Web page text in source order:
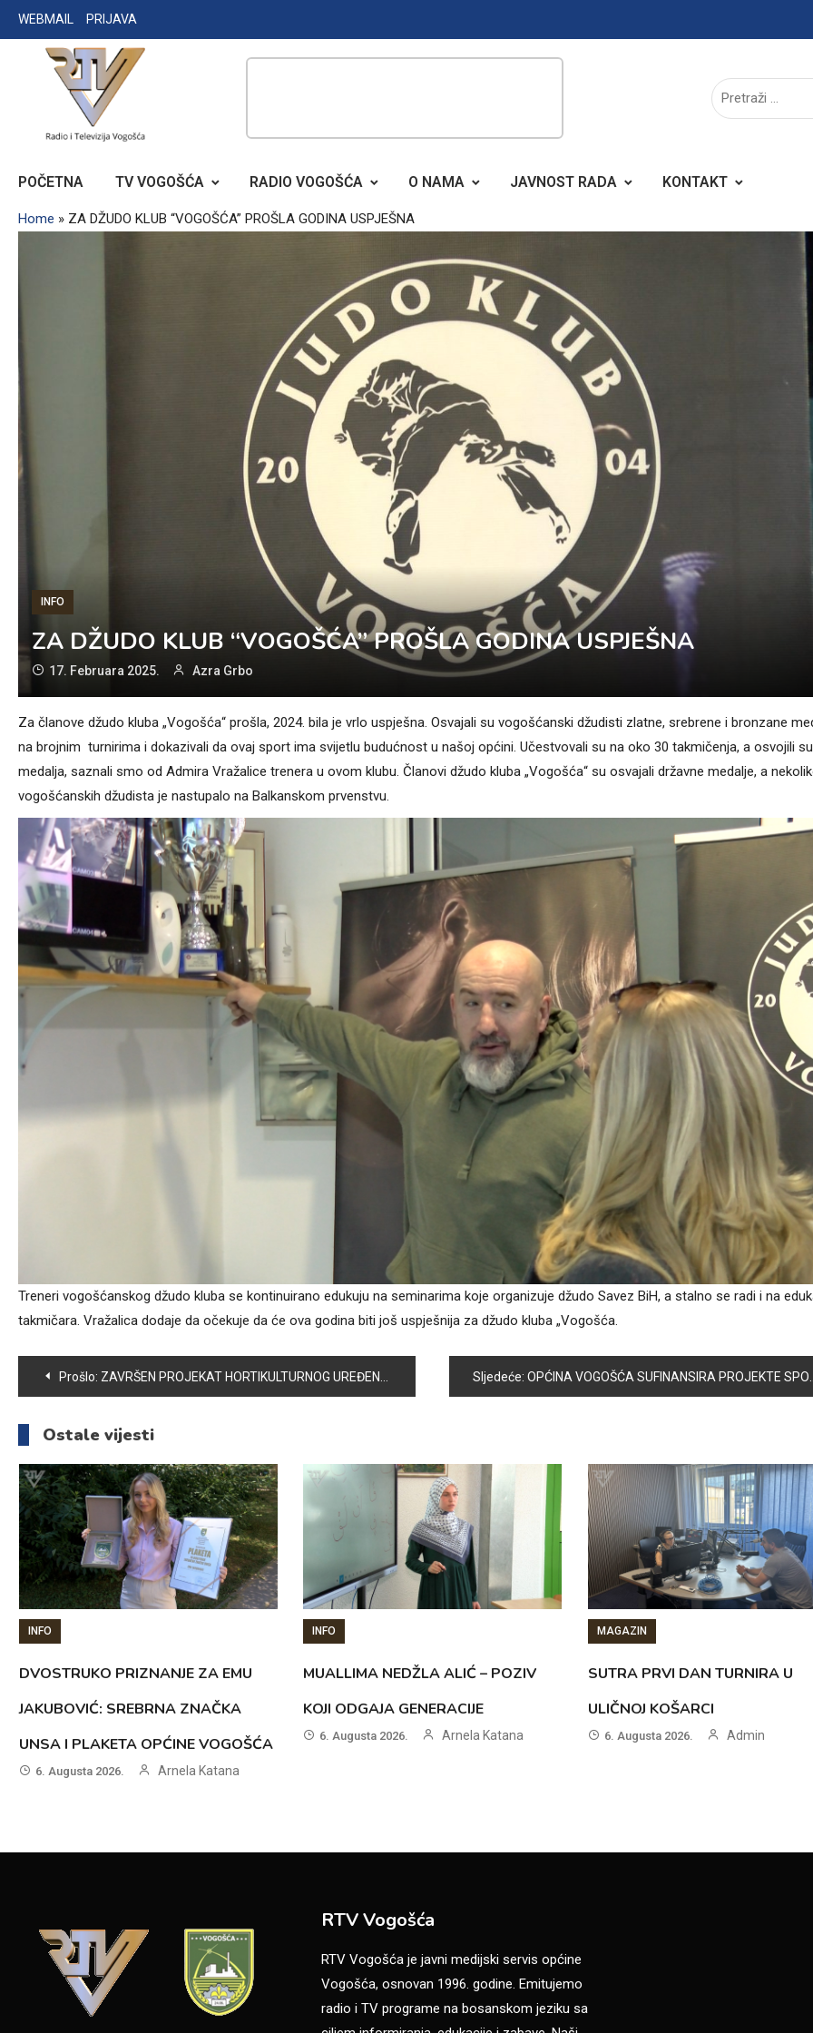
Skip
to
WEBMAIL PRIJAVA
RADIO TELEVIZIJA VOGOŠĆA
POČETNA TV VOGOŠĆA RADIO VOGOŠĆA O NAMA JAVNOST RADA KONTAKT
Home » ZA DŽUDO KLUB “VOGOŠĆA” PROŠLA GODINA USPJEŠNA
INFO
ZA DŽUDO KLUB “VOGOŠĆA” PROŠLA GODINA USPJEŠNA
17. Februara 2025. Azra Grbo
Za članove džudo kluba „Vogošća“ prošla, 2024. bila je vrlo uspješna. Osvajali su vogošćanski džudisti zlatne, srebrene i bronzane
na brojnim turnirima i dokazivali da ovaj sport ima svijetlu budućnost u našoj općini. Učestvovali su na oko 30 takmičenja, a osvojili
medalja, saznali smo od Admira Vražalice trenera u ovom klubu. Članovi džudo kluba „Vogošća“ su osvajali državne medalje, a
vogošćanskih džudista je nastupalo na Balkanskom prvenstvu.
Treneri vogošćanskog džudo kluba se kontinuirano edukuju na seminarima koje organizuje džudo Savez BiH, a stalno se radi i na
takmičara. Vražalica dodaje da očekuje da će ova godina biti još uspješnija za džudo kluba „Vogošća.
Navigacija
članaka
Prošlo: ZAVRŠEN PROJEKAT HORTIKULTURNOG UREĐENJA NA PODRUČJU OPĆINE VOGOŠĆA Sljedeće: OPĆINA VOGOŠĆA SUFINANSIRA PROJEKTE SPORTSKIH UDRUŽENJA
Ostale vijesti
INFO
DVOSTRUKO PRIZNANJE ZA EMU
JAKUBOVIĆ: SREBRNA ZNAČKA
UNSA I PLAKETA OPĆINE VOGOŠĆA
6. Augusta 2026. Arnela Katana
INFO
MUALLIMA NEDŽLA ALIĆ – POZIV
KOJI ODGAJA GENERACIJE
6. Augusta 2026. Arnela Katana
MAGAZIN
SUTRA PRVI DAN TURNIRA U
ULIČNOJ KOŠARCI
6. Augusta 2026. Admin
RTV Vogošća
RTV Vogošća je javni medijski servis općine
Vogošća, osnovan 1996. godine. Emitujemo
radio i TV programe na bosanskom jeziku sa